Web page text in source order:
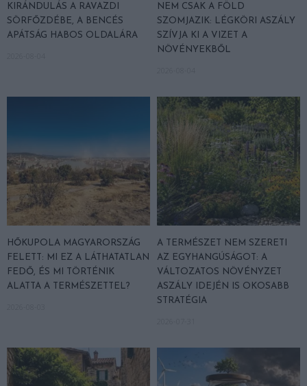
KIRÁNDULÁS A RAVAZDI
SÖRFŐZDÉBE, A BENCÉS
APÁTSÁG HABOS OLDALÁRA
NEM CSAK A FÖLD
SZOMJAZIK: LÉGKÖRI ASZÁLY
SZÍVJA KI A VIZET A
NÖVÉNYEKBŐL
HŐKUPOLA MAGYARORSZÁG
FELETT: MI EZ A LÁTHATATLAN
FEDŐ, ÉS MI TÖRTÉNIK
ALATTA A TERMÉSZETTEL?
A TERMÉSZET NEM SZERETI
AZ EGYHANGÚSÁGOT: A
VÁLTOZATOS NÖVÉNYZET
ASZÁLY IDEJÉN IS OKOSABB
STRATÉGIA